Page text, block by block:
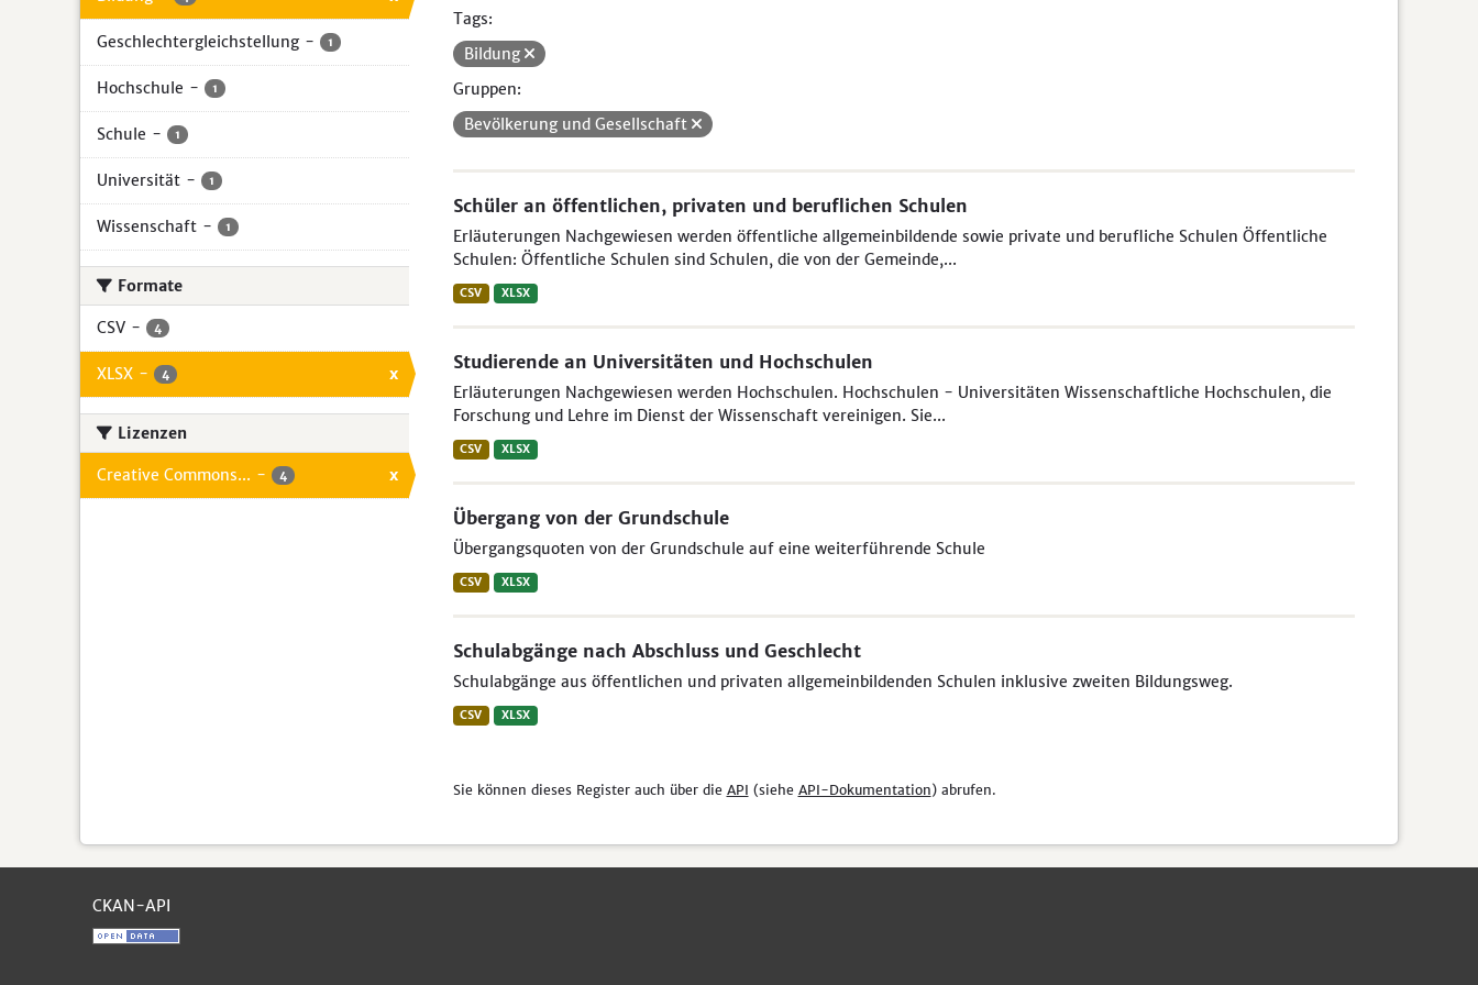
Geschlechtergleichstellung - 1
Hochschule - 1
Schule - 1
Universität - 1
Wissenschaft - 1
Formate
CSV - 4
XLSX - 4 x
Lizenzen
Creative Commons... - 4 x
Tags:
Bildung
Gruppen:
Bevölkerung und Gesellschaft
Schüler an öffentlichen, privaten und beruflichen Schulen
Erläuterungen Nachgewiesen werden öffentliche allgemeinbildende sowie private und berufliche Schulen Öffentliche
Schulen: Öffentliche Schulen sind Schulen, die von der Gemeinde,...
CSV XLSX
Studierende an Universitäten und Hochschulen
Erläuterungen Nachgewiesen werden Hochschulen. Hochschulen - Universitäten Wissenschaftliche Hochschulen, die
Forschung und Lehre im Dienst der Wissenschaft vereinigen. Sie...
CSV XLSX
Übergang von der Grundschule
Übergangsquoten von der Grundschule auf eine weiterführende Schule
CSV XLSX
Schulabgänge nach Abschluss und Geschlecht
Schulabgänge aus öffentlichen und privaten allgemeinbildenden Schulen inklusive zweiten Bildungsweg.
CSV XLSX
Sie können dieses Register auch über die API (siehe API-Dokumentation) abrufen.
CKAN-API